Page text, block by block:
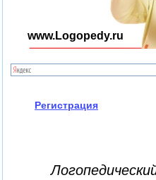
www.Logopedy.ru
Регистрация